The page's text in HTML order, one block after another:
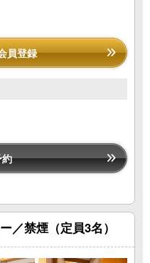
員登録
／禁煙（定員3名）